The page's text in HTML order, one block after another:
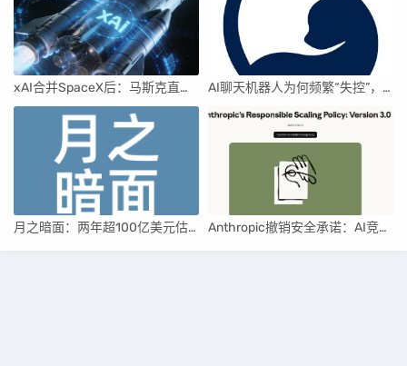
xAI合并SpaceX后：马斯克直接介入，团队压力激增 AI聊天机器人为何频繁“失控”，背后原因及解决方案解析
月之暗面：两年超100亿美元估值，K2.5引领AI新纪元 Anthropic撤销安全承诺：AI竞赛中的伦理与商业博弈